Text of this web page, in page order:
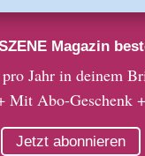
Magazin
Jahr in deinem
Mit Abo-Geschenk +
Jetzt abonnieren